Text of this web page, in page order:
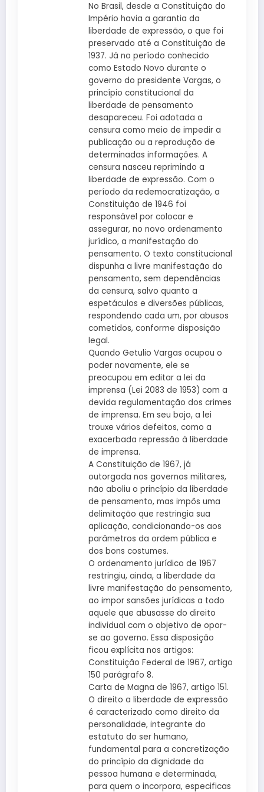
No Brasil, desde a Constituição do
Império havia a garantia da
liberdade de expressão, o que foi
preservado até a Constituição de
1937. Já no período conhecido
como Estado Novo durante o
governo do presidente Vargas, o
princípio constitucional da
liberdade de pensamento
desapareceu. Foi adotada a
censura como meio de impedir a
publicação ou a reprodução de
determinadas informações. A
censura nasceu reprimindo a
liberdade de expressão. Com o
período da redemocratização, a
Constituição de 1946 foi
responsável por colocar e
assegurar, no novo ordenamento
jurídico, a manifestação do
pensamento. O texto constitucional
dispunha a livre manifestação do
pensamento, sem dependências
da censura, salvo quanto a
espetáculos e diversões públicas,
respondendo cada um, por abusos
cometidos, conforme disposição
legal.
Quando Getulio Vargas ocupou o
poder novamente, ele se
preocupou em editar a lei da
imprensa (Lei 2083 de 1953) com a
devida regulamentação dos crimes
de imprensa. Em seu bojo, a lei
trouxe vários defeitos, como a
exacerbada repressão à liberdade
de imprensa.
A Constituição de 1967, já
outorgada nos governos militares,
não aboliu o princípio da liberdade
de pensamento, mas impôs uma
delimitação que restringia sua
aplicação, condicionando-os aos
parâmetros da ordem pública e
dos bons costumes.
O ordenamento jurídico de 1967
restringiu, ainda, a liberdade da
livre manifestação do pensamento,
ao impor sansões jurídicas a todo
aquele que abusasse do direito
individual com o objetivo de opor-
se ao governo. Essa disposição
ficou explícita nos artigos:
Constituição Federal de 1967, artigo
150 parágrafo 8.
Carta de Magna de 1967, artigo 151.
O direito a liberdade de expressão
é caracterizado como direito da
personalidade, integrante do
estatuto do ser humano,
fundamental para a concretização
do princípio da dignidade da
pessoa humana e determinada,
para quem o incorpora, especificas